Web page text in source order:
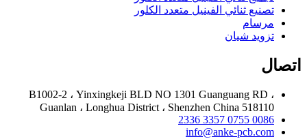
تصنيع ثنائي الفينيل متعدد الكلور
مرسام
تزويد شيان
اتصال
B1002-2 ، Yinxingkeji BLD NO 1301 Guanguang RD ،
Guanlan ، Longhua District ، Shenzhen China 518110
0086 0755 3357 2336
info@anke-pcb.com